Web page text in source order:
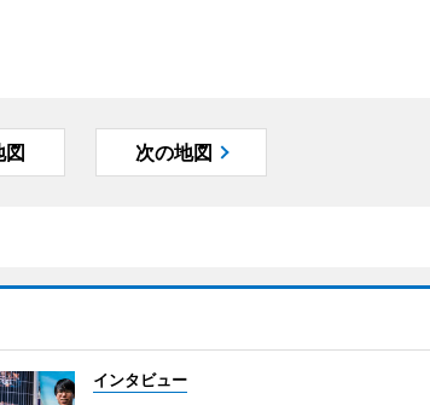
図 次の地図
インタビュー